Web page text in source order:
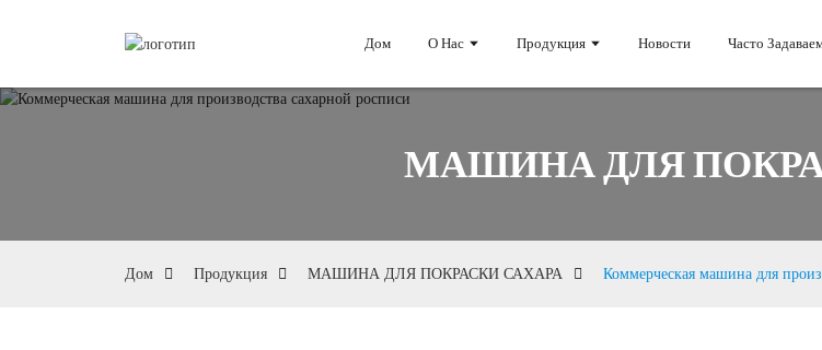
Дом О Нас Продукция Новости Часто
МАШИНА ДЛЯ
Дом Продукция МАШИНА ДЛЯ ПОКРАСКИ САХАРА Коммерческая машина для